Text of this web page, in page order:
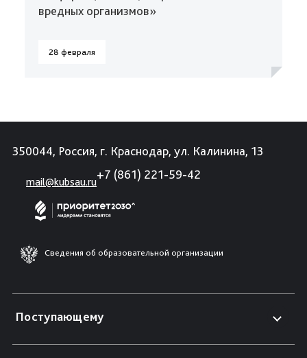
вредных организмов»
28 февраля
350044, Россия, г. Краснодар, ул. Калинина, 13
mail@kubsau.ru
+7 (861) 221-59-42
Сведения об образовательной организации
Поступающему